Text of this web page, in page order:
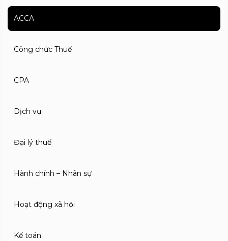
ACCA
Công chức Thuế
CPA
Dịch vụ
Đại lý thuế
Hành chính – Nhân sự
Hoạt động xã hội
Kế toán